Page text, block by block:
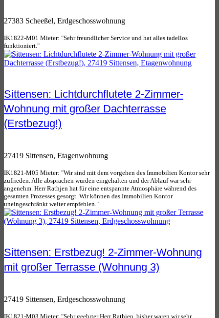
27383 Scheeßel, Erdgeschosswohnung
IK1822-M01 Mieter: "Sehr freundlicher Service und hat alles tadellos
funktioniert."
Sittensen: Lichtdurchflutete 2-Zimmer-
Wohnung mit großer Dachterrasse
(Erstbezug!)
27419 Sittensen, Etagenwohnung
IK1821-M05 Mieter: "Wir sind mit dem vorgehen des Immobilien Kontor sehr
zufrieden. Alle absprachen wurden eingehalten und der Ablauf war sehr
angenehm. Herr Rathjen hat für eine entspannte Atmosphäre während des
gesamten Prozesses gesorgt. Wir können das Immobilien Kontor
uneingeschränkt weiter empfehlen."
Sittensen: Erstbezug! 2-Zimmer-Wohnung
mit großer Terrasse (Wohnung 3)
27419 Sittensen, Erdgeschosswohnung
IK1821-M03 Mieter: "Sehr geehrter Herr Rathjen, bisher waren wir sehr